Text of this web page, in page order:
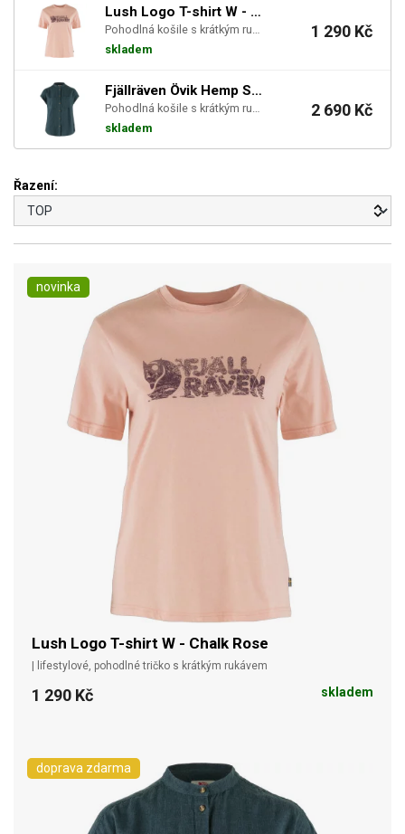
Lush Logo T-shirt W - Chalk Rose
Pohodlná košile s krátkým rukávem ze směsi konopí a lyocelu.
skladem
1 290 Kč
Fjällräven Övik Hemp Shirt SS W - Mountain Blue
Pohodlná košile s krátkým rukávem ze směsi konopí a lyocelu.
skladem
2 690 Kč
Řazení:
novinka
Lush Logo T-shirt W - Chalk Rose
| lifestylové, pohodlné tričko s krátkým rukávem
1 290 Kč skladem
doprava zdarma